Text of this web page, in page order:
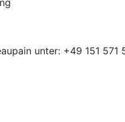
unter: +49 151 571